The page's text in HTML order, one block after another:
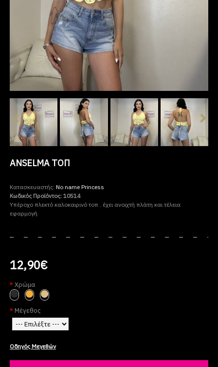
ANSELMA ΤΟΠ
Κατασκευαστής: No name Princess
Κωδικός Προϊόντος: 10514
Υπέροχο πλεκτό καλοκαιρινό τοπ . έχει ανοιχτή πλάτη και τέλεια
εφαρμογή
12,90€
Χρώμα
Μέγεθος
Οδηγός Μεγεθών